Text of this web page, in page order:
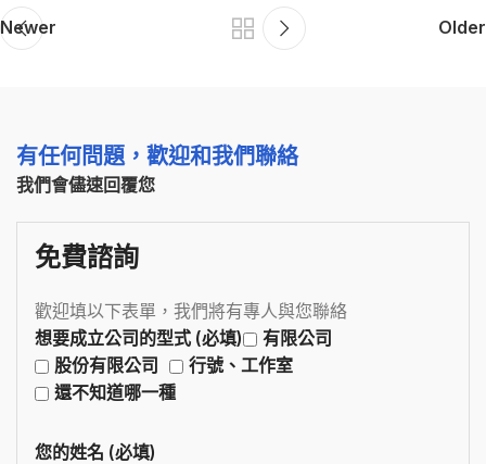
Newer Older
有任何問題，歡迎和我們聯絡
我們會儘速回覆您
免費諮詢
歡迎填以下表單，我們將有專人與您聯絡
想要成立公司的型式 (必填)
有限公司
股份有限公司
行號、工作室
還不知道哪一種
您的姓名 (必填)